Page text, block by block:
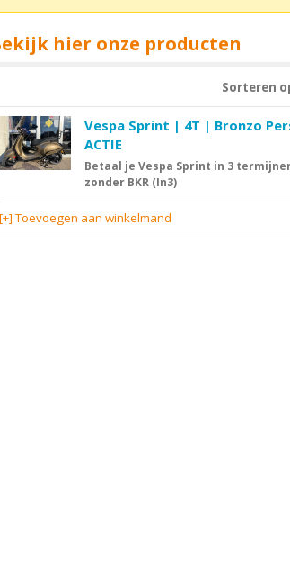
hier onze producten
Sorteren
Vespa Sprint | 4T | Bronzo
ACTIE
Betaal je Vespa Sprint in 3
zonder BKR (In3)
[+] Toevoegen aan winkelmand